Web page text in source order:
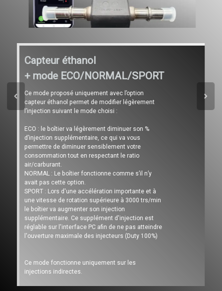
Capteur éthanol
+ mode ECO/NORMAL/SPORT
Ce mode proposé uniquement avec l’option
capteur éthanol permet de modifier légèrement
l’injection suivant le mode choisi :
ECO : le boîtier va légèrement diminuer son %
d’injection supplémentaire, ce qui va vous
permettre de diminuer sensiblement votre
consommation tout en respectant le ratio
air/carburant.
NORMAL : Le boîtier fonctionne comme s’il n’y
avait pas cette option.
SPORT : Lors d'une accélération importante et à
une vitesse de rotation supérieure à 3000 trs/min
le boîtier va augmenter son injection
supplémentaire. Ce supplément d'injection est
réglable sur l'interface PC afin de ne pas atteindre
l'ouverture maximale des injecteurs (Duty 100%)
Ce mode fonctionne uniquement sur les
injections indirectes.